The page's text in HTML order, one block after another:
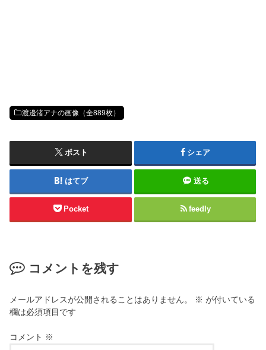
渡邊渚アナの画像（全889枚）
ポスト シェア
はてブ 送る
Pocket feedly
コメントを残す
メールアドレスが公開されることはありません。 ※ が付いている
欄は必須項目です
コメント ※